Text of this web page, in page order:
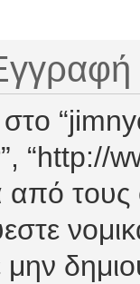
“http://
από